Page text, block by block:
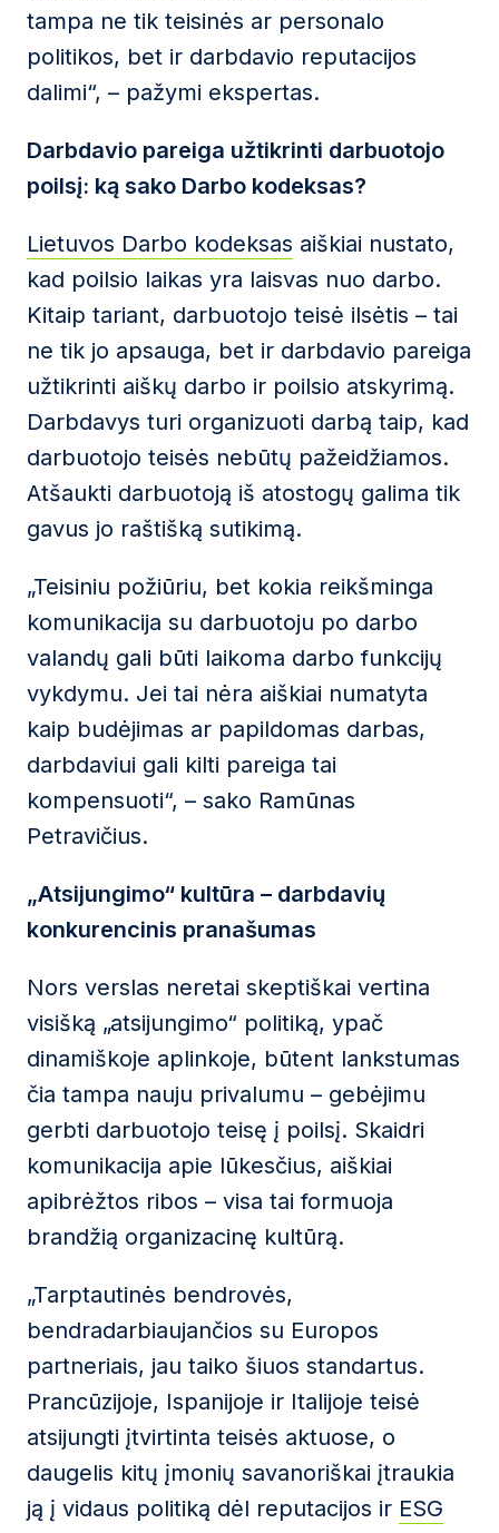
tampa ne tik teisinės ar personalo
politikos, bet ir darbdavio reputacijos
dalimi“, – pažymi ekspertas.
Darbdavio pareiga užtikrinti darbuotojo
poilsį: ką sako Darbo kodeksas?
Lietuvos Darbo kodeksas aiškiai nustato,
kad poilsio laikas yra laisvas nuo darbo.
Kitaip tariant, darbuotojo teisė ilsėtis – tai
ne tik jo apsauga, bet ir darbdavio pareiga
užtikrinti aiškų darbo ir poilsio atskyrimą.
Darbdavys turi organizuoti darbą taip, kad
darbuotojo teisės nebūtų pažeidžiamos.
Atšaukti darbuotoją iš atostogų galima tik
gavus jo raštišką sutikimą.
„Teisiniu požiūriu, bet kokia reikšminga
komunikacija su darbuotoju po darbo
valandų gali būti laikoma darbo funkcijų
vykdymu. Jei tai nėra aiškiai numatyta
kaip budėjimas ar papildomas darbas,
darbdaviui gali kilti pareiga tai
kompensuoti“, – sako Ramūnas
Petravičius.
„Atsijungimo“ kultūra – darbdavių
konkurencinis pranašumas
Nors verslas neretai skeptiškai vertina
visišką „atsijungimo“ politiką, ypač
dinamiškoje aplinkoje, būtent lankstumas
čia tampa nauju privalumu – gebėjimu
gerbti darbuotojo teisę į poilsį. Skaidri
komunikacija apie lūkesčius, aiškiai
apibrėžtos ribos – visa tai formuoja
brandžią organizacinę kultūrą.
„Tarptautinės bendrovės,
bendradarbiaujančios su Europos
partneriais, jau taiko šiuos standartus.
Prancūzijoje, Ispanijoje ir Italijoje teisė
atsijungti įtvirtinta teisės aktuose, o
daugelis kitų įmonių savanoriškai įtraukia
ją į vidaus politiką dėl reputacijos ir ESG